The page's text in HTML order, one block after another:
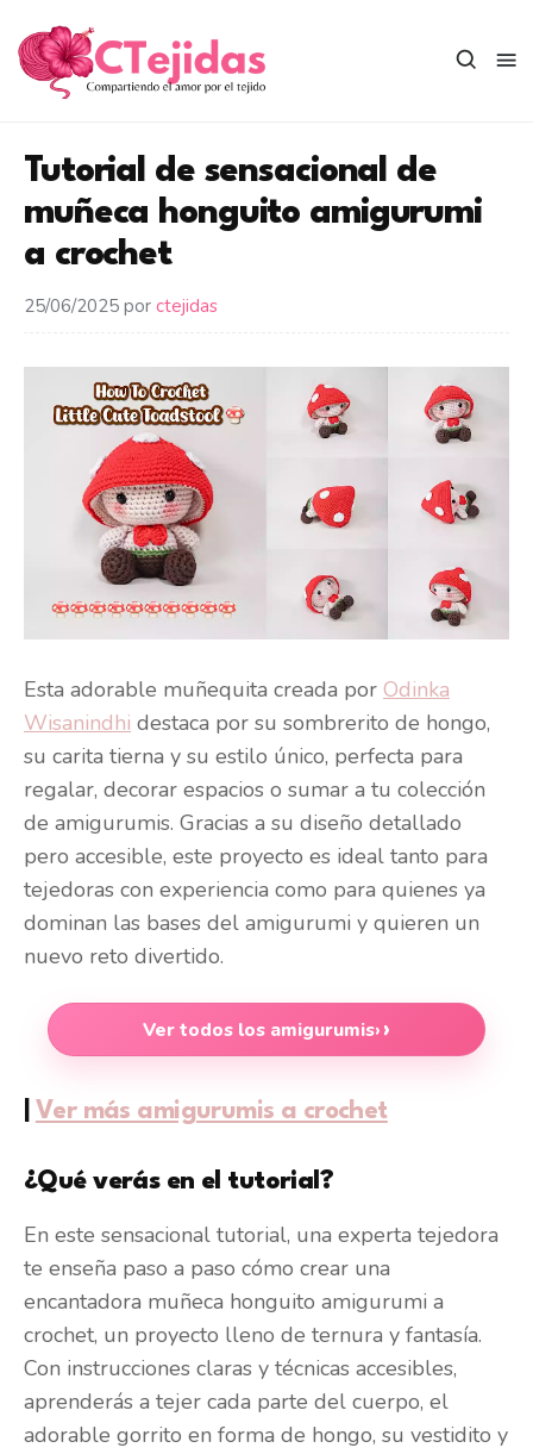
contenido
Tutorial de sensacional de
muñeca honguito amigurumi
a crochet
25/06/2025 por ctejidas
Esta adorable muñequita creada por Odinka
Wisanindhi destaca por su sombrerito de hongo,
su carita tierna y su estilo único, perfecta para
regalar, decorar espacios o sumar a tu colección
de amigurumis. Gracias a su diseño detallado
pero accesible, este proyecto es ideal tanto para
tejedoras con experiencia como para quienes ya
dominan las bases del amigurumi y quieren un
nuevo reto divertido.
Ver todos los amigurumis›
Ver más amigurumis a crochet
¿Qué verás en el tutorial?
En este sensacional tutorial, una experta tejedora
te enseña paso a paso cómo crear una
encantadora muñeca honguito amigurumi a
crochet, un proyecto lleno de ternura y fantasía.
Con instrucciones claras y técnicas accesibles,
aprenderás a tejer cada parte del cuerpo, el
adorable gorrito en forma de hongo, su vestidito y